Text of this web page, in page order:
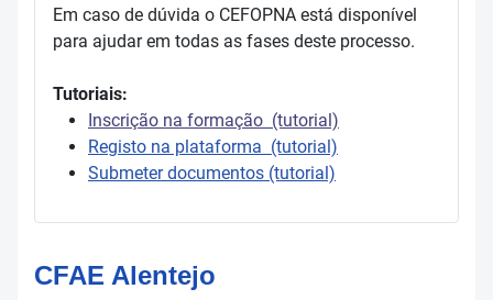
Em caso de dúvida o CEFOPNA está disponível
para ajudar em todas as fases deste processo.
Tutoriais:
Inscrição na formação (tutorial)
Registo na plataforma (tutorial)
Submeter documentos (tutorial)
CFAE Alentejo